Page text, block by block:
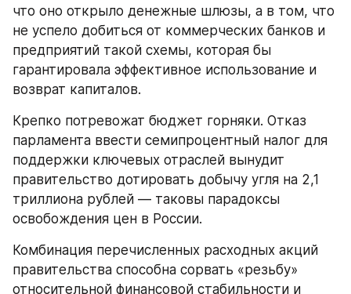
что оно открыло денежные шлюзы, а в том, что
не успело добиться от коммерческих банков и
предприятий такой схемы, которая бы
гарантировала эффективное использование и
возврат капиталов.
Крепко потревожат бюджет горняки. Отказ
парламента ввести семипроцентный налог для
поддержки ключевых отраслей вынудит
правительство дотировать добычу угля на 2,1
триллиона рублей — таковы парадоксы
освобождения цен в России.
Комбинация перечисленных расходных акций
правительства способна сорвать «резьбу»
относительной финансовой стабильности и